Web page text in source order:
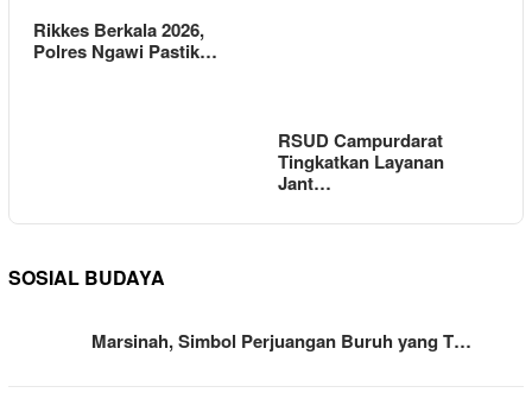
Rikkes Berkala 2026,
Polres Ngawi Pastik…
RSUD Campurdarat
Tingkatkan Layanan
Jant…
SOSIAL BUDAYA
Marsinah, Simbol Perjuangan Buruh yang T…